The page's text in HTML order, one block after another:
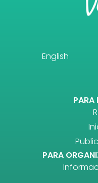
English
PARA
PARA